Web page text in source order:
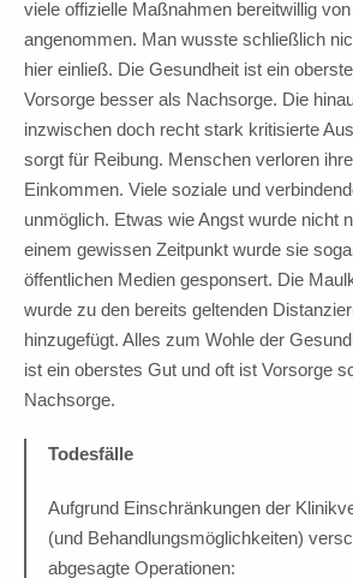
viele offizielle Maßnahmen bereitwillig
angenommen. Man wusste schließlich
hier einließ. Die Gesundheit ist ein
Vorsorge besser als Nachsorge. Die
inzwischen doch recht stark kritisierte
sorgt für Reibung. Menschen verloren
Einkommen. Viele soziale und
unmöglich. Etwas wie Angst wurde nicht
einem gewissen Zeitpunkt wurde sie
öffentlichen Medien gesponsert. Die
wurde zu den bereits geltenden
hinzugefügt. Alles zum Wohle der
ist ein oberstes Gut und oft ist Vorsorge
Nachsorge.
Todesfälle
Aufgrund Einschränkungen der
(und Behandlungsmöglichkeiten)
abgesagte Operationen: